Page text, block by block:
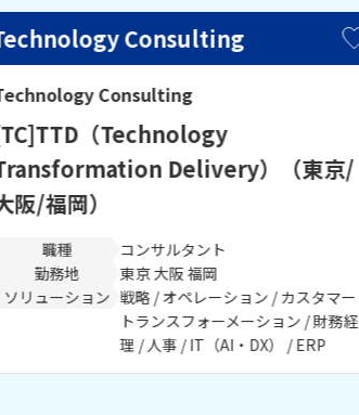
Consulting
Consulting
（Technology
Delivery）（東京/
阪/福岡）
職種
コンサルタント
勤務地
東京 大阪 福岡
ソリューション 戦略 / オペレーション / カスタマー
トランスフォーメーション / 財務経
理 / 人事 / IT（AI・DX） / ERP